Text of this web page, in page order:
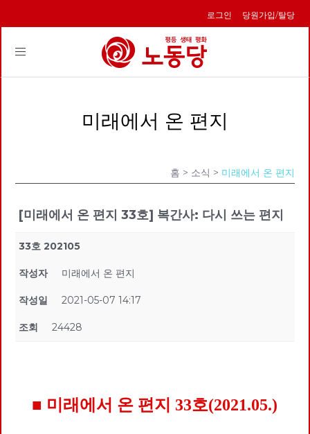
로그인 당원가입/탈당
Toggle
미래에서 온 편지
홈 > 소식 > 미래에서 온 편지
[미래에서 온 편지 33호] 복간사: 다시 쓰는 편지
33호 202105
작성자 미래에서 온 편지
작성일 2021-05-07 14:17
조회 24428
■ 미래에서 온 편지 33호(2021.05.)